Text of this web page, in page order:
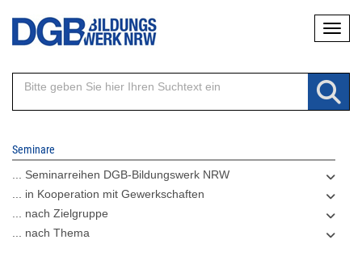
Direkt
Inhalt
Seminare
... Seminarreihen DGB-Bildungswerk NRW
... in Kooperation mit Gewerkschaften
... nach Zielgruppe
... nach Thema